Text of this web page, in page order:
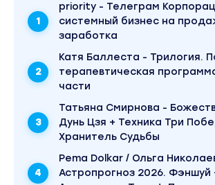
priority - Телеграм
системный бизнес на
заработка
Катя Баллеста - Трилогия.
терапевтическая
части
Татьяна Смирнова -
Дунь Цзя + Техника Три
Хранитель Судьбы
Pema Dolkar / Ольга
Астропрогноз 2026. Фэншуй